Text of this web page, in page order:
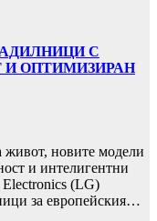
С
ОПТИМИЗИРАН
новите модели
и интелигентни
Electronics (LG)
за европейския…